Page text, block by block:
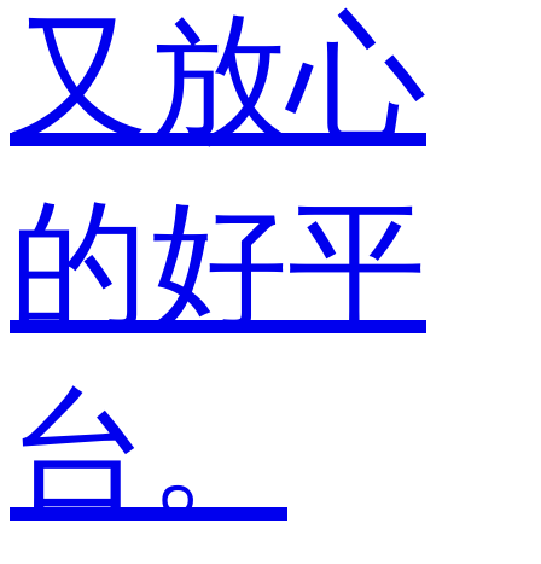
又放心
的好平
台。